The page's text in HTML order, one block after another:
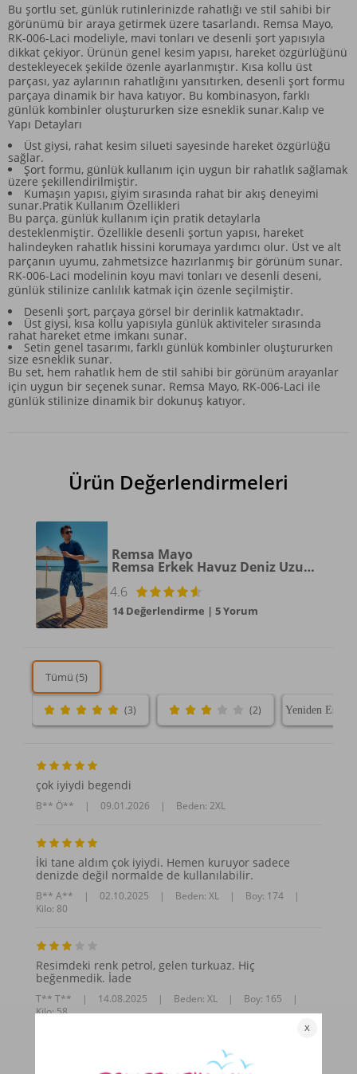
Bu şortlu set, günlük rutinlerinizde rahatlığı ve stil sahibi bir
görünümü bir araya getirmek üzere tasarlandı. Remsa Mayo,
RK-006-Laci modeliyle, mavi tonları ve desenli şort yapısıyla
dikkat çekiyor. Ürünün genel kesim yapısı, hareket özgürlüğünü
destekleyecek şekilde özenle ayarlanmıştır. Kısa kollu üst
parçası, yaz aylarının rahatlığını yansıtırken, desenli şort formu
parçaya dinamik bir hava katıyor. Bu kombinasyon, farklı
günlük kombinler oluştururken size esneklik sunar.Kalıp ve
Yapı Detayları
Üst giysi, rahat kesim silueti sayesinde hareket özgürlüğü
sağlar.
Şort formu, günlük kullanım için uygun bir rahatlık sağlamak
üzere şekillendirilmiştir.
Kumaşın yapısı, giyim sırasında rahat bir akış deneyimi
sunar.Pratik Kullanım Özellikleri
Bu parça, günlük kullanım için pratik detaylarla
desteklenmiştir. Özellikle desenli şortun yapısı, hareket
halindeyken rahatlık hissini korumaya yardımcı olur. Üst ve alt
parçanın uyumu, zahmetsizce hazırlanmış bir görünüm sunar.
RK-006-Laci modelinin koyu mavi tonları ve desenli deseni,
günlük stilinize canlılık katmak için özenle seçilmiştir.
Desenli şort, parçaya görsel bir derinlik katmaktadır.
Üst giysi, kısa kollu yapısıyla günlük aktiviteler sırasında
rahat hareket etme imkanı sunar.
Setin genel tasarımı, farklı günlük kombinler oluştururken
size esneklik sunar.
Bu set, hem rahatlık hem de stil sahibi bir görünüm arayanlar
için uygun bir seçenek sunar. Remsa Mayo, RK-006-Laci ile
günlük stilinize dinamik bir dokunuş katıyor.
Ürün Değerlendirmeleri
Remsa Mayo
Remsa Erkek Havuz Deniz Uzun Kapri Şort Mayo RK006 Lacivert Rüzgar
4.6
14 Değerlendirme | 5 Yorum
Tümü (5)
(3) (2)
çok iyiydi begendi
B** Ö** | 09.01.2026 | Beden: 2XL
İki tane aldım çok iyiydi. Hemen kuruyor sadece
denizde değil normalde de kullanılabilir.
B** A** | 02.10.2025 | Beden: XL | Boy: 174
|
Kilo: 80
Resimdeki renk petrol, gelen turkuaz. Hiç
beğenmedik. İade
T** T** | 14.08.2025 | Beden: XL | Boy: 165
|
Kilo: 58
Daha Fazla Yorum Göster